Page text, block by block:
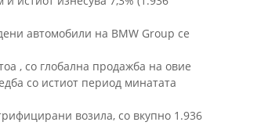
автомобили на BMW Group се
, со глобална продажба на овие
со истиот период минатата
возила, со вкупно 1.936